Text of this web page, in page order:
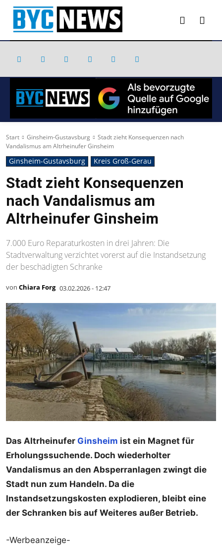
Start Ginsheim-Gustavsburg
Stadt zieht Konsequenzen nach
Vandalismus am Altrheinufer Ginsheim
Ginsheim-Gustavsburg Kreis Groß-Gerau
Stadt zieht Konsequenzen
nach Vandalismus am
Altrheinufer Ginsheim
7.000 Euro Reparaturkosten in drei Jahren: Die
Stadtverwaltung verzichtet vorerst auf die Instandsetzung
der beschädigten Schranke
von Chiara Forg 03.02.2026 - 12:47
Das Altrheinufer Ginsheim ist ein Magnet für
Erholungssuchende. Doch wiederholter
Vandalismus an den Absperranlagen zwingt die
Stadt nun zum Handeln. Da die
Instandsetzungskosten explodieren, bleibt eine
der Schranken bis auf Weiteres außer Betrieb.
-Werbeanzeige-